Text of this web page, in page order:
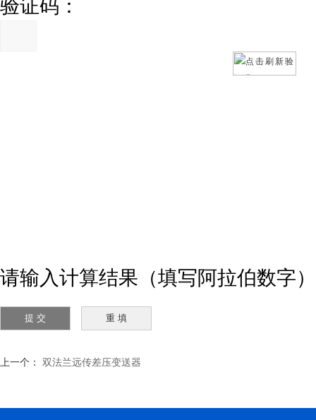
验证码：
请输入计算结果（填写阿拉伯数字
上一个： 双法兰远传差压变送器